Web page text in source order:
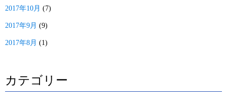
2017年10月 (7)
2017年9月 (9)
2017年8月 (1)
カテゴリー